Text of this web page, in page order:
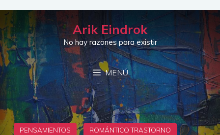
Saltar
al
contenido
Arik Eindrok
No hay razones para existir
MENÚ